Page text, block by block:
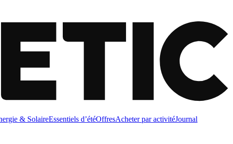
& SolaireEssentiels d’étéOffresAcheter par activitéJournal